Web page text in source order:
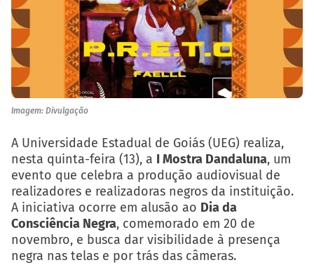
Imagem: Divulgação
A Universidade Estadual de Goiás (UEG) realiza,
nesta quinta-feira (13), a I Mostra Dandaluna, um
evento que celebra a produção audiovisual de
realizadores e realizadoras negros da instituição.
A iniciativa ocorre em alusão ao Dia da
Consciência Negra, comemorado em 20 de
novembro, e busca dar visibilidade à presença
negra nas telas e por trás das câmeras.